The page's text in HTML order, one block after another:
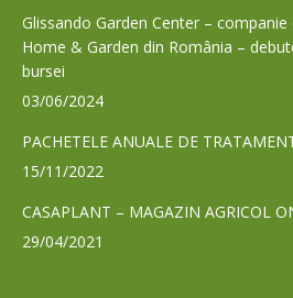
in
new
window
in
new
Glissando Garden Center –
Home & Garden din România –
bursei
03/06/2024
PACHETELE ANUALE DE
15/11/2022
CASAPLANT – MAGAZIN AGRICOL
29/04/2021